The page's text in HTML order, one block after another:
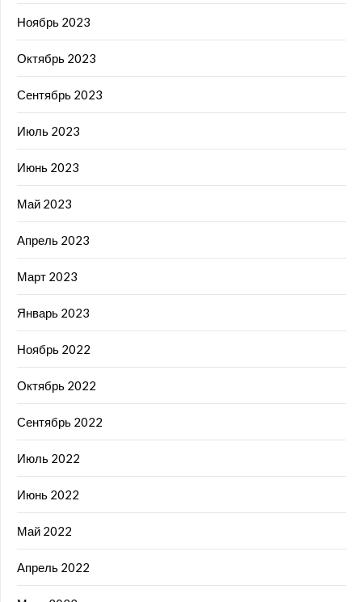
Ноябрь 2023
Октябрь 2023
Сентябрь 2023
Июль 2023
Июнь 2023
Май 2023
Апрель 2023
Март 2023
Январь 2023
Ноябрь 2022
Октябрь 2022
Сентябрь 2022
Июль 2022
Июнь 2022
Май 2022
Апрель 2022